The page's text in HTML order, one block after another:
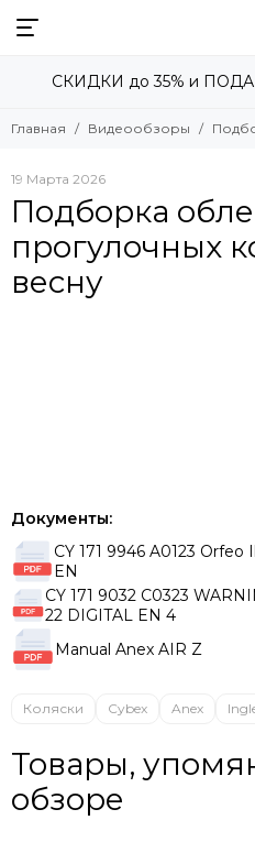
СКИДКИ до 35% и
Главная Видеообзоры
19 Марта 2026
Подборка
прогулочных
весну
Документы:
CY 171 9946 A0123
EN
CY 171 9032 C0323
22 DIGITAL EN 4
Manual Anex AIR Z
Коляски Cybex Anex
Товары,
обзоре